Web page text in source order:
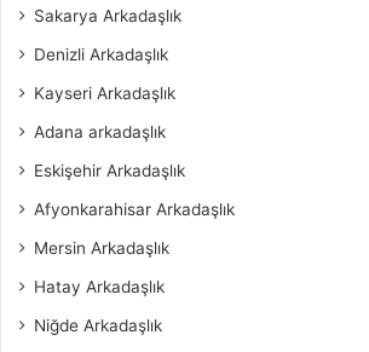
Sakarya Arkadaşlık
Denizli Arkadaşlık
Kayseri Arkadaşlık
Adana arkadaşlık
Eskişehir Arkadaşlık
Afyonkarahisar Arkadaşlık
Mersin Arkadaşlık
Hatay Arkadaşlık
Niğde Arkadaşlık